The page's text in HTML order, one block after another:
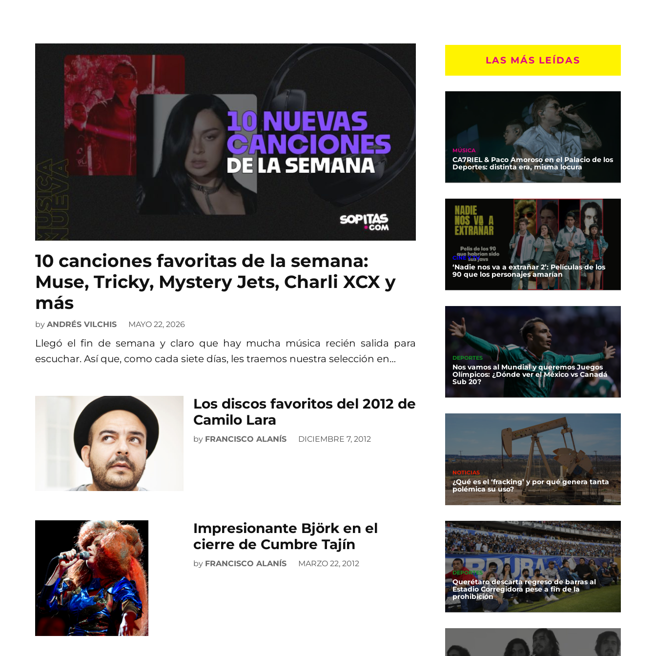
10 canciones favoritas de la semana:
Muse, Tricky, Mystery Jets, Charli XCX y
más
by ANDRÉS VILCHIS MAYO 22, 2026
Llegó el fin de semana y claro que hay mucha música recién salida para
escuchar. Así que, como cada siete días, les traemos nuestra selección en…
Los discos favoritos del 2012 de
Camilo Lara
by FRANCISCO ALANÍS DICIEMBRE 7, 2012
Impresionante Björk en el
cierre de Cumbre Tajín
by FRANCISCO ALANÍS MARZO 22, 2012
LAS MÁS LEÍDAS
MÚSICA
CA7RIEL & Paco Amoroso en el Palacio de los
Deportes: distinta era, misma locura
CINE Y TV
‘Nadie nos va a extrañar 2’: Películas de los
90 que los personajes amarían
DEPORTES
Nos vamos al Mundial y queremos Juegos
Olímpicos: ¿Dónde ver el México vs Canadá
Sub 20?
NOTICIAS
¿Qué es el ‘fracking’ y por qué genera tanta
polémica su uso?
DEPORTES
Querétaro descarta regreso de barras al
Estadio Corregidora pese a fin de la
prohibición